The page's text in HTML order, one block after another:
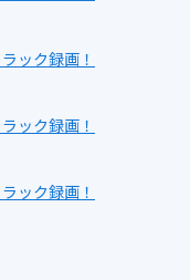
ック録画！
ック録画！
ック録画！